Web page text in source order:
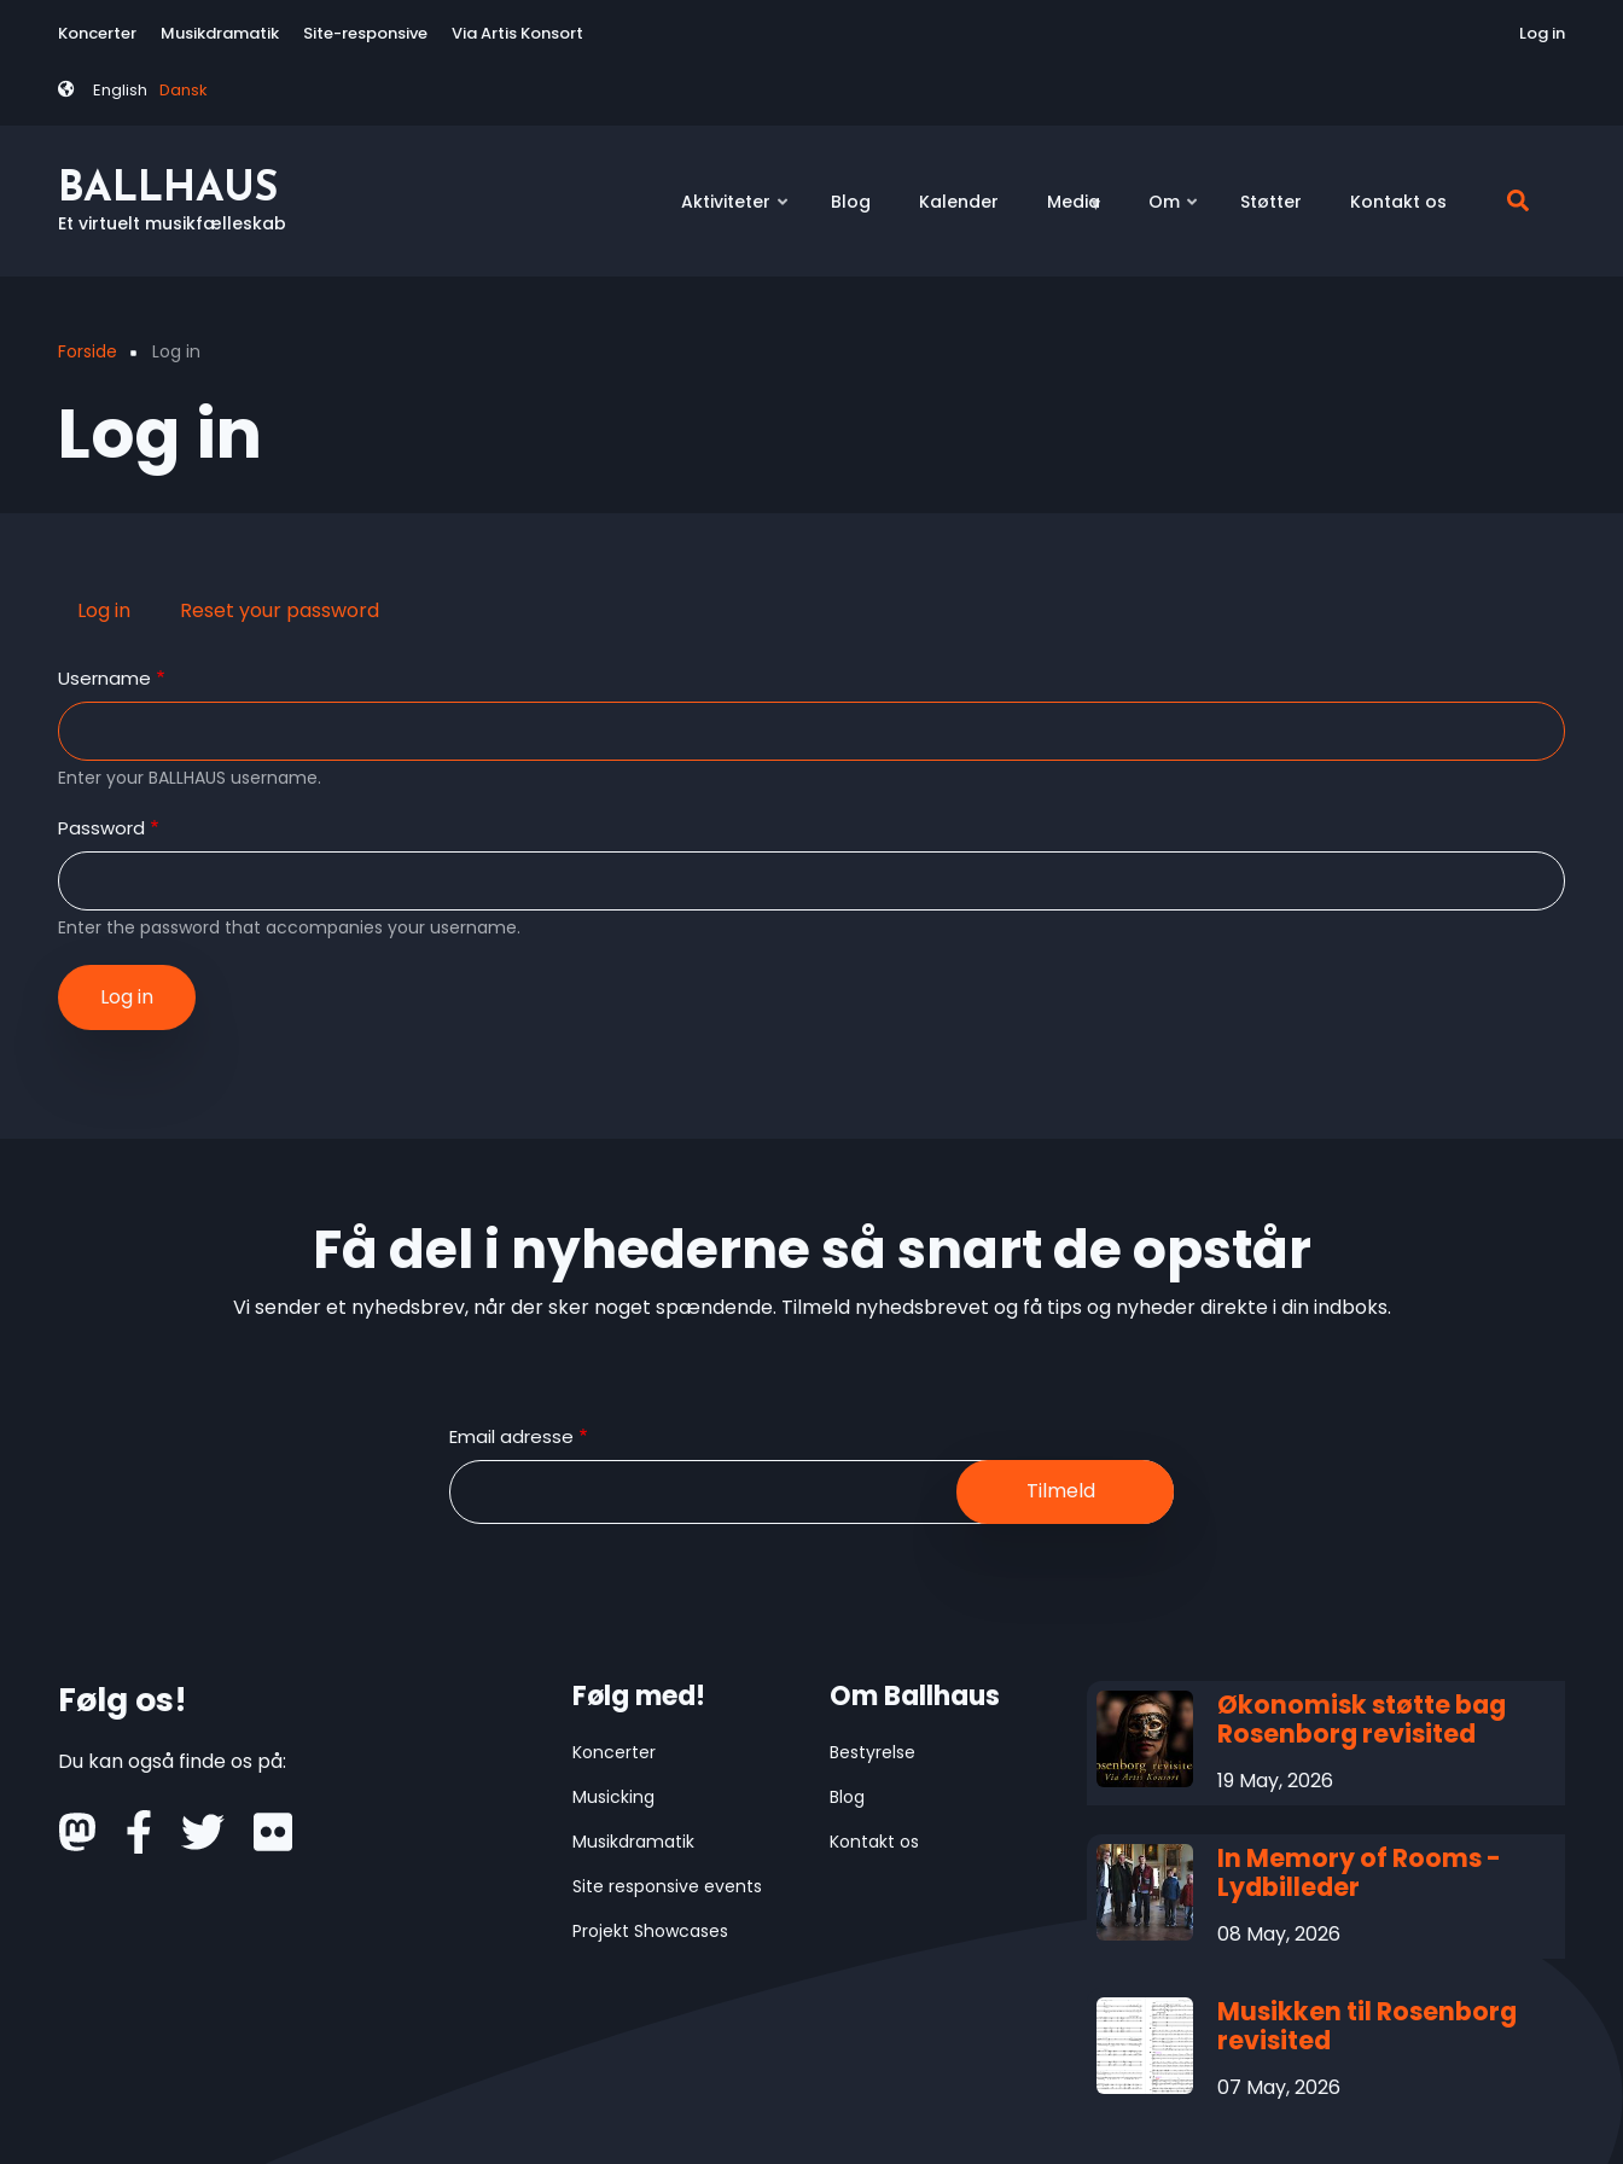
content
Tag
Koncerter Musikdramatik Site-responsive Via Artis Konsort
English Dansk
Log in
BALLHAUS
Et virtuelt musikfælleskab
Aktiviteter Blog Kalender Media Om Støtter Kontakt os
Breadcrumb
Forside Log in
Log in
tabs
Log in (activeReset your password
Username
Enter your BALLHAUS username.
Password
Enter the password that accompanies your username.
Få del i nyhederne så snart de opstår
Vi sender et nyhedsbrev, når der sker noget spændende. Tilmeld nyhedsbrevet og få tips og nyheder direkte i din indboks.
Email adresse
Følg os!
Du kan også finde os på:
mastodon
Følg med!
Koncerter
Musicking
Musikdramatik
Site responsive events
Projekt Showcases
Om Ballhaus
Bestyrelse
Blog
Kontakt os
Økonomisk støtte bag
Rosenborg revisited
19 May, 2026
In Memory of Rooms -
Lydbilleder
08 May, 2026
Musikken til Rosenborg
revisited
07 May, 2026